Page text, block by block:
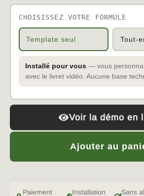
CHOISISSEZ VOTRE FORMULE
Template seul Tout-
Installé pour vous— vous
avec le livret vidéo. Aucune base
Voir la démo en
Ajouter au
Paiement
Installation
Sans